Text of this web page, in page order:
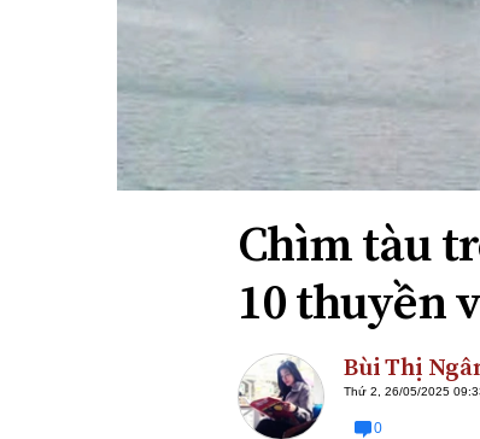
Chìm tàu
10 thuyền
Bùi Thị
Thứ 2, 26/05/2025
0